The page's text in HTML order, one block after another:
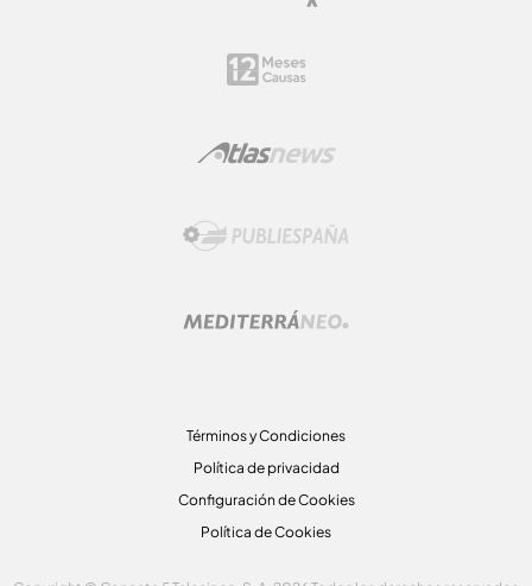
Términos y Condiciones
Política de privacidad
Configuración de Cookies
Política de Cookies